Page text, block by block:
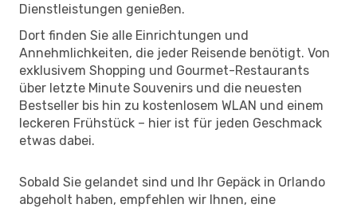
Dienstleistungen genießen.
Dort finden Sie alle Einrichtungen und
Annehmlichkeiten, die jeder Reisende benötigt. Von
exklusivem Shopping und Gourmet-Restaurants
über letzte Minute Souvenirs und die neuesten
Bestseller bis hin zu kostenlosem WLAN und einem
leckeren Frühstück – hier ist für jeden Geschmack
etwas dabei.
Sobald Sie gelandet sind und Ihr Gepäck in Orlando
abgeholt haben, empfehlen wir Ihnen, eine